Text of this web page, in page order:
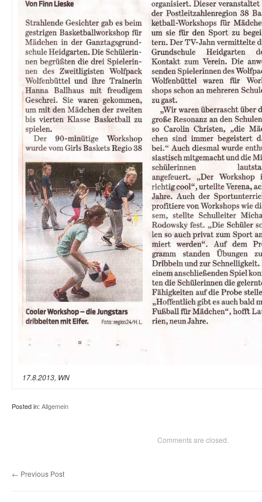
17.8.2013, WN
Posted in: Allgemein
Comments are closed.
← Previous Post